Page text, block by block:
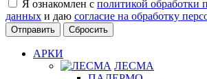
Я ознакомлен с политикой обработки
данных и даю согласие на обработку
Сбросить
АРКИ
ЛЕСМА